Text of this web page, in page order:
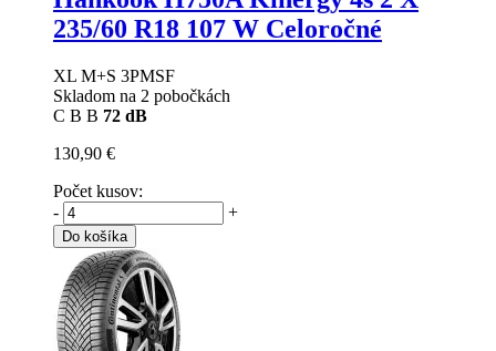
235/60 R18 107 W Celoročné
XL M+S 3PMSF
Skladom na 2 pobočkách
C B B 72 dB
130,90 €
Počet kusov:
-
+
Do košíka